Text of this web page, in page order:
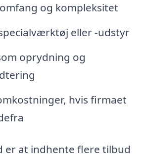
og kompleksitet
eller -udstyr
oprydning og
hvis firmaet
er at indhente flere tilbud